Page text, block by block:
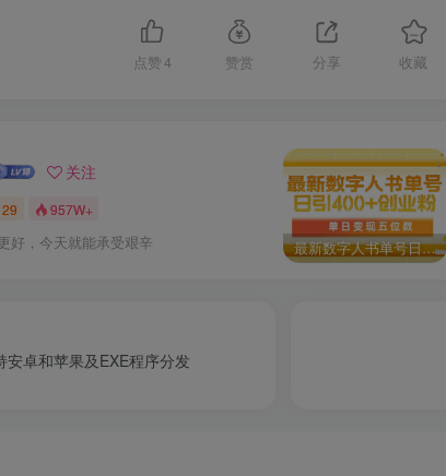
点赞 4 赞赏 分享 收藏
关注
29 957W+
好，今天就能承受艰辛 最新数字人书单号日400+创业粉，单日变现五位数，市面卖5980附软件和详…
卓和苹果及EXE程序分发